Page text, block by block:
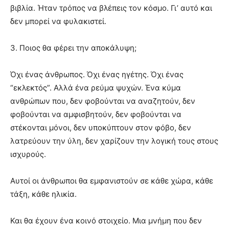
βιβλία. Ήταν τρόπος να βλέπεις τον κόσμο. Γι’ αυτό και
δεν μπορεί να φυλακιστεί.
3. Ποιος θα φέρει την αποκάλυψη;
Όχι ένας άνθρωπος. Όχι ένας ηγέτης. Όχι ένας
“εκλεκτός”. Αλλά ένα ρεύμα ψυχών. Ένα κύμα
ανθρώπων που, δεν φοβούνται να αναζητούν, δεν
φοβούνται να αμφισβητούν, δεν φοβούνται να
στέκονται μόνοι, δεν υποκύπτουν στον φόβο, δεν
λατρεύουν την ύλη, δεν χαρίζουν την λογική τους στους
ισχυρούς.
Αυτοί οι άνθρωποι θα εμφανιστούν σε κάθε χώρα, κάθε
τάξη, κάθε ηλικία.
Και θα έχουν ένα κοινό στοιχείο. Μια μνήμη που δεν